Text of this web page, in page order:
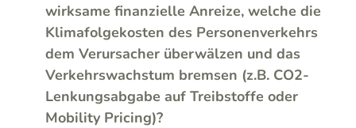
wirksame finanzielle Anreize, welche die
Klimafolgekosten des Personenverkehrs
dem Verursacher überwälzen und das
Verkehrswachstum bremsen (z.B. CO2-
Lenkungsabgabe auf Treibstoffe oder
Mobility Pricing)?